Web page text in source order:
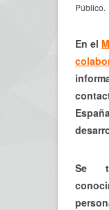
Público.
En el
Se